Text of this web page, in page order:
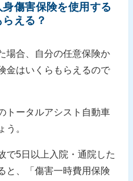
身傷害保険を使用する
える？
場合、自分の任意保険か
金はいくらもらえるので
トータルアシスト自動車
う。
で5日以上入院・通院した
と、「傷害一時費用保険